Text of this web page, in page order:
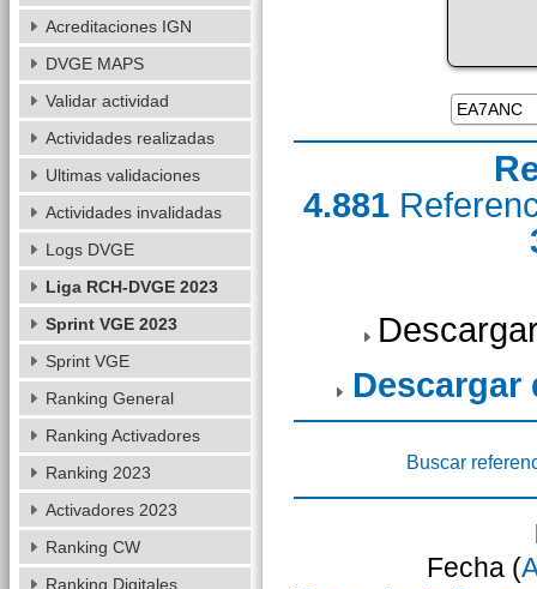
4.881
Descargar
Buscar
Fecha (
Acreditaciones IGN
DVGE MAPS
Validar actividad
Actividades realizadas
Ultimas validaciones
Actividades invalidadas
Logs DVGE
Liga RCH-DVGE 2023
Sprint VGE 2023
Sprint VGE
Ranking General
Ranking Activadores
Ranking 2023
Activadores 2023
Ranking CW
Ranking Digitales